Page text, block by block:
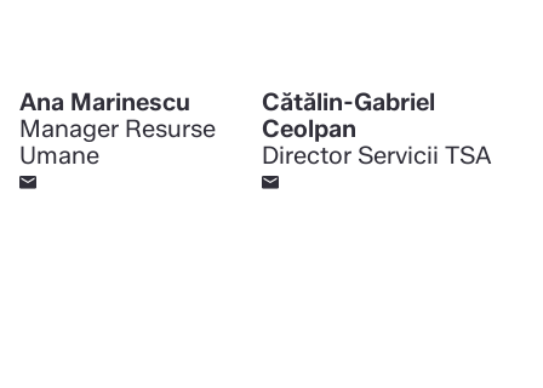
Ana Marinescu
Manager Resurse
Umane
Cătălin-Gabriel
Ceolpan
Director Servicii TSA